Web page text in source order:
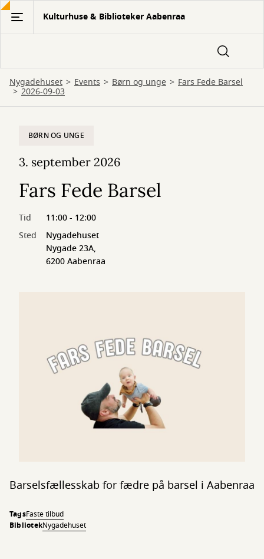
Gå
hovedindhold
Kulturhuse & Biblioteker Aabenraa
Nygadehuset Events Børn og unge Fars Fede Barsel
2026-09-03
BØRN OG UNGE
3. september 2026
Fars Fede Barsel
Tid
11:00 - 12:00
Sted
Nygadehuset
Nygade 23A,
6200 Aabenraa
Barselsfællesskab for fædre på barsel i Aabenraa
TagsFaste tilbud
BibliotekNygadehuset